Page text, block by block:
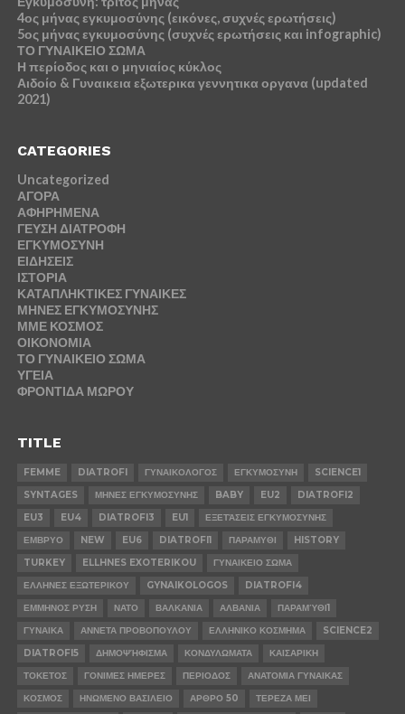
4ος μήνας εγκυμοσύνης (εικόνες, συχνές ερωτήσεις)
5ος μήνας εγκυμοσύνης (συχνές ερωτήσεις και infographic)
ΤΟ ΓΥΝΑΙΚΕΙΟ ΣΩΜΑ
Η περίοδος και ο μηνιαίος κύκλος
Αιδοίο & Γυναικεια εξωτερικα γεννητικα οργανα (updated
2021)
CATEGORIES
Uncategorized
ΑΓΟΡΑ
ΑΦΗΡΗΜΕΝΑ
ΓΕΥΣΗ ΔΙΑΤΡΟΦΗ
ΕΓΚΥΜΟΣΥΝΗ
ΕΙΔΗΣΕΙΣ
ΙΣΤΟΡΙΑ
ΚΑΤΑΠΛΗΚΤΙΚΕΣ ΓΥΝΑΙΚΕΣ
ΜΗΝΕΣ ΕΓΚΥΜΟΣΥΝΗΣ
ΜΜΕ ΚΟΣΜΟΣ
ΟΙΚΟΝΟΜΙΑ
ΤΟ ΓΥΝΑΙΚΕΙΟ ΣΩΜΑ
ΥΓΕΙΑ
ΦΡΟΝΤΙΔΑ ΜΩΡΟΥ
TITLE
FEMME DIATROFI ΓΥΝΑΙΚΟΛΟΓΟΣ ΕΓΚΥΜΟΣΥΝΗ
SCIENCE1
SYNTAGES
ΜΗΝΕΣ ΕΓΚΥΜΟΣΥΝΗΣ BABY EU2
DIATROFI2
EU3
EU4 DIATROFI3 EU1
ΕΞΕΤΆΣΕΙΣ ΕΓΚΥΜΟΣΥΝΗΣ
ΕΜΒΡΥΟ
NEW EU6 DIATROFI1 ΠΑΡΑΜΥΘΙ
HISTORY
TURKEY
ELLHNES EXOTERIKOU
ΓΥΝΑΙΚΕΙΟ ΣΩΜΑ
ΕΛΛΗΝΕΣ ΕΞΩΤΕΡΙΚΟΥ
GYNAIKOLOGOS
DIATROFI4
ΕΜΜΗΝΟΣ ΡΥΣΗ
ΝΑΤΟ ΒΑΛΚΑΝΙΑ ΑΛΒΑΝΙΑ
ΠΑΡΑΜΎΘΙ1
ΓΥΝΑΙΚΑ
ΑΝΝΕΤΑ ΠΡΟΒΟΠΟΥΛΟΥ ΕΛΛΗΝΙΚΟ ΚΟΣΜΗΜΑ
SCIENCE2
DIATROFI5
ΔΗΜΟΨΉΦΙΣΜΑ ΚΟΝΔΥΛΩΜΑΤΑ
ΚΑΙΣΑΡΙΚΗ
ΤΟΚΕΤΟΣ
ΓΟΝΙΜΕΣ ΗΜΕΡΕΣ ΠΕΡΙΟΔΟΣ
ΑΝΑΤΟΜΙΑ ΓΥΝΑΙΚΑΣ
ΚΟΣΜΟΣ
ΗΝΩΜΕΝΟ ΒΑΣΙΛΕΙΟ ΑΡΘΡΟ 50
ΤΕΡΕΖΑ ΜΕΙ